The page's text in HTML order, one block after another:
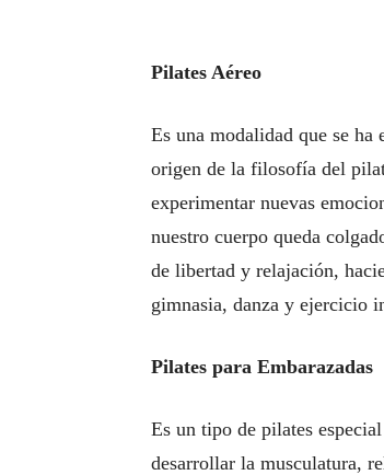
Pilates Aéreo
Es una modalidad que se
origen de la filosofía del
experimentar nuevas
nuestro cuerpo queda
de libertad y relajación,
gimnasia, danza y ejercicio
Pilates para Embarazadas
Es un tipo de pilates
desarrollar la musculatura,